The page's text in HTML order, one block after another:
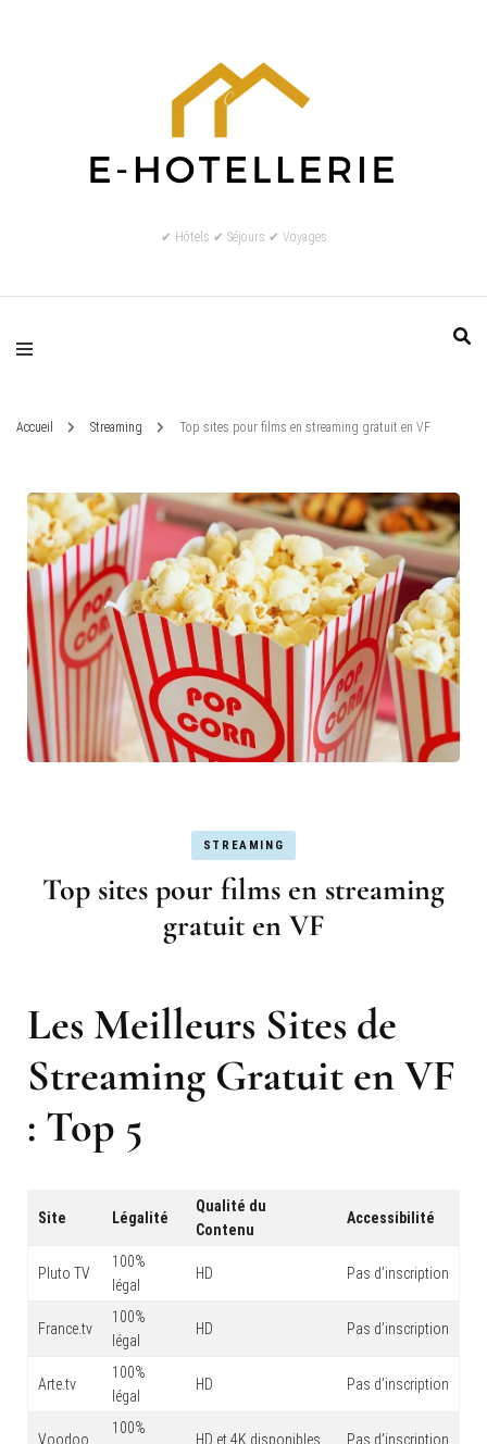
✔ Hôtels ✔ Séjours ✔ Voyages
Accueil Streaming Top sites pour films en streaming gratuit en VF
STREAMING
Top sites pour films en streaming
gratuit en VF
Les Meilleurs Sites de
Streaming Gratuit en VF
: Top 5
Site Légalité
Qualité du
Contenu
Accessibilité
Pluto TV
100%
légal
HD Pas d’inscription
France.tv
100%
légal
HD Pas d’inscription
Arte.tv
100%
légal
HD Pas d’inscription
Voodoo
100%
HD et 4K disponibles Pas d’inscription